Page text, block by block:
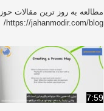
مطالعه به روز ترین مقالات
https://jahanmodir.com/blog/
7:59